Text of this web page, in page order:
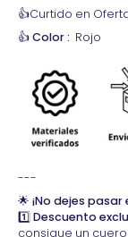
👍Curtido en
👍Color: Rojo
---
🌟 ¡No dejes
1️⃣Descuento
consigue un